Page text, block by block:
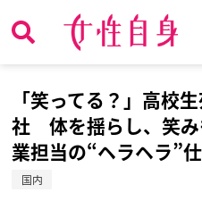
「笑ってる？」高校
社 体を揺らし、笑
業担当の“ヘラヘラ”
国内